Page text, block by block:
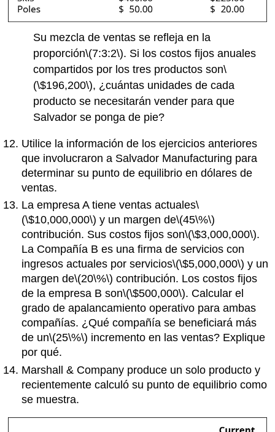
Su mezcla de ventas se refleja en la
proporción\(7:3:2\). Si los costos fijos anuales
compartidos por los tres productos son\
(\$196,200\), ¿cuántas unidades de cada
producto se necesitarán vender para que
Salvador se ponga de pie?
Utilice la información de los ejercicios anteriores
que involucraron a Salvador Manufacturing para
determinar su punto de equilibrio en dólares de
ventas.
La empresa A tiene ventas actuales\
(\$10,000,000\) y un margen de\(45\%\)
contribución. Sus costos fijos son\(\$3,000,000\).
La Compañía B es una firma de servicios con
ingresos actuales por servicios\(\$5,000,000\) y un
margen de\(20\%\) contribución. Los costos fijos
de la empresa B son\(\$500,000\). Calcular el
grado de apalancamiento operativo para ambas
compañías. ¿Qué compañía se beneficiará más
de un\(25\%\) incremento en las ventas? Explique
por qué.
Marshall & Company produce un solo producto y
recientemente calculó su punto de equilibrio como
se muestra.